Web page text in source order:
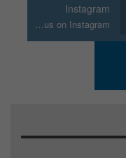
Instagram
Join us on Instagram